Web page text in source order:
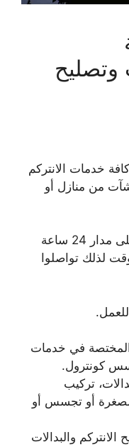
وتصليح
خدمات الانتركم
من منازل أو
نتواجد في كافة نواحي الدسمة وعلى مدار 24 ساعة
لذلك تواصلوا
في خدمات
كونترول.
تركيب
مصغرة أو تجسس أو
والبدالات